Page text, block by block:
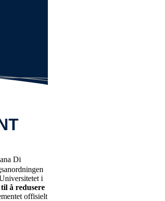
Di
i
å redusere
offisielt